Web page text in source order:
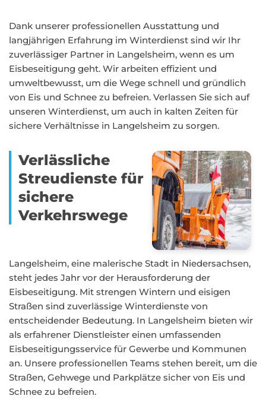
Dank unserer professionellen Ausstattung und
langjährigen Erfahrung im Winterdienst sind wir Ihr
zuverlässiger Partner in Langelsheim, wenn es um
Eisbeseitigung geht. Wir arbeiten effizient und
umweltbewusst, um die Wege schnell und gründlich
von Eis und Schnee zu befreien. Verlassen Sie sich auf
unseren Winterdienst, um auch in kalten Zeiten für
sichere Verhältnisse in Langelsheim zu sorgen.
Verlässliche
Streudienste für
sichere
Verkehrswege
Langelsheim, eine malerische Stadt in Niedersachsen,
steht jedes Jahr vor der Herausforderung der
Eisbeseitigung. Mit strengen Wintern und eisigen
Straßen sind zuverlässige Winterdienste von
entscheidender Bedeutung. In Langelsheim bieten wir
als erfahrener Dienstleister einen umfassenden
Eisbeseitigungsservice für Gewerbe und Kommunen
an. Unsere professionellen Teams stehen bereit, um die
Straßen, Gehwege und Parkplätze sicher von Eis und
Schnee zu befreien.